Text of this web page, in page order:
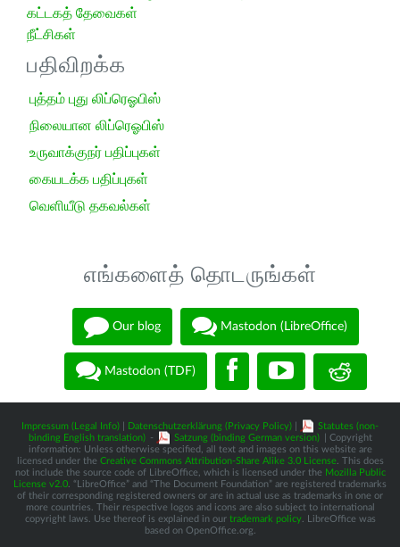
கட்டகத் தேவைகள்
நீட்சிகள்
பதிவிறக்க
புத்தம் புது லிப்ரெஓபிஸ்
நிலையான லிப்ரெஓபிஸ்
உருவாக்குநர் பதிப்புகள்
கையடக்க பதிப்புகள்
வெளியீடு தகவல்கள்
எங்களைத் தொடருங்கள்
Our blog Mastodon (LibreOffice)
Mastodon (TDF)
Impressum (Legal Info) Datenschutzerklärung (Privacy Policy)
Statutes (non-
binding English translation) - Satzung (binding German version)
| Copyright
information: Unless otherwise specified, all text and images on this website are
licensed under the Creative Commons Attribution-Share Alike 3.0 License. This does
not include the source code of LibreOffice, which is licensed under the Mozilla Public
License v2.0 . “LibreOffice” and “The Document Foundation” are registered trademarks
of their corresponding registered owners or are in actual use as trademarks in one or
more countries. Their respective logos and icons are also subject to international
copyright laws. Use thereof is explained in our trademark policy. LibreOffice was
based on OpenOffice.org.